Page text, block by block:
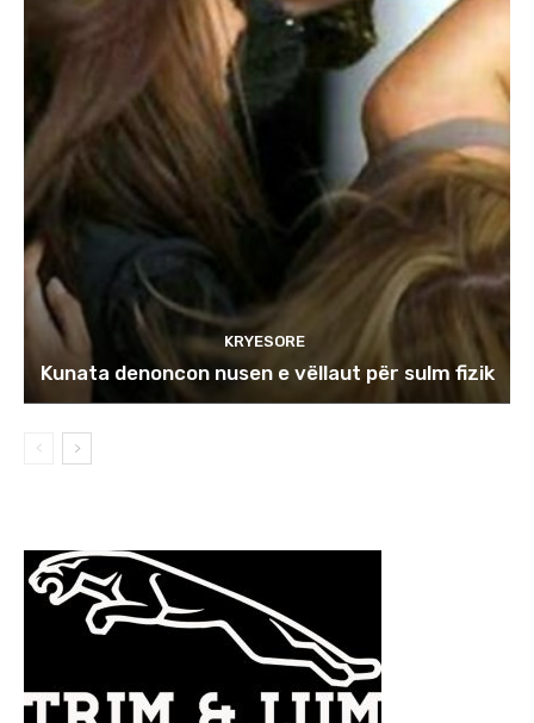
KRYESORE
Kunata denoncon nusen e vëllaut për sulm fizik